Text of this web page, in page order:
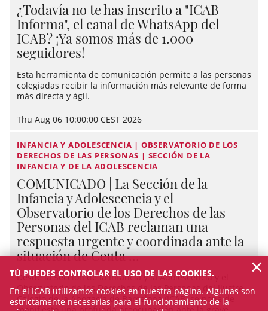
¿Todavía no te has inscrito a "ICAB
Informa", el canal de WhatsApp del
ICAB? ¡Ya somos más de 1.000
seguidores!
Esta herramienta de comunicación permite a las personas
colegiadas recibir la información más relevante de forma
más directa y ágil.
Thu Aug 06 10:00:00 CEST 2026
INFANCIA Y ADOLESCENCIA | OBSERVATORIO DE LOS
DERECHOS DE LAS PERSONAS | SECCIÓN DE LA
INFANCIA Y DE LA ADOLESCENCIA
COMUNICADO | La Sección de la
Infancia y Adolescencia y el
Observatorio de los Derechos de las
Personas del ICAB reclaman una
respuesta urgente y coordinada ante la
situación de Ceuta ...
Desde la Sección de la Infancia y la Adolescencia y el
Observatorio de los Derechos de las Personas del Ilustre
Colegio de la Abogacía de Barcelona (ICAB) se pone de
TÚ PUEDES CONTROLAR EL USO DE LAS COOKIES.
En el ICAB utilizamos cookies en nuestra página. Algunas son
estrictamente necesarias para el funcionamiento de la
×